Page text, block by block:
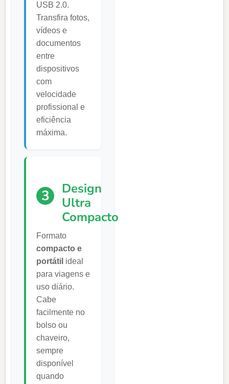
USB 2.0.
Transfira fotos,
vídeos e
documentos
entre
dispositivos
com
velocidade
profissional e
eficiência
máxima.
3
Design
Ultra
Compacto
Formato
compacto e
portátil ideal
para viagens e
uso diário.
Cabe
facilmente no
bolso ou
chaveiro,
sempre
disponível
quando